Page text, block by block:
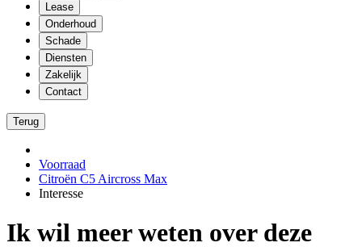
Lease
Onderhoud
Schade
Diensten
Zakelijk
Contact
Terug
Voorraad
Citroën C5 Aircross Max
Interesse
Ik wil meer weten over deze